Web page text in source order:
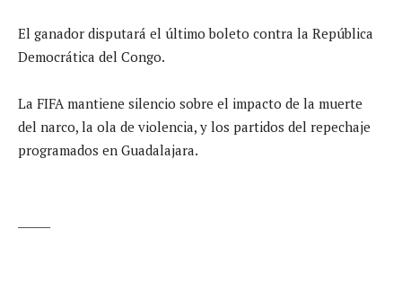
El ganador disputará el último boleto contra la República
Democrática del Congo.
La FIFA mantiene silencio sobre el impacto de la muerte
del narco, la ola de violencia, y los partidos del repechaje
programados en Guadalajara.